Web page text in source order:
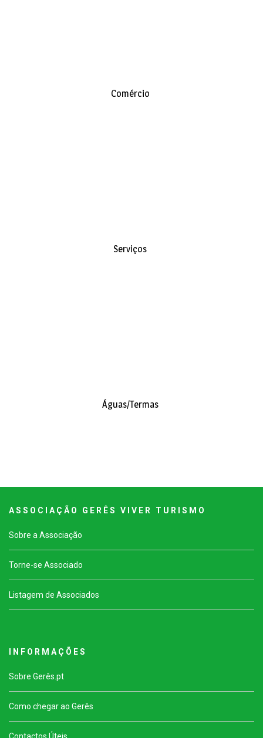
Comércio
Serviços
Águas/Termas
A S S O C I A Ç Ã O G E R Ê S V I V E R T U R I S M O
Sobre a Associação
Torne-se Associado
Listagem de Associados
I N F O R M A Ç Õ E S
Sobre Gerês.pt
Como chegar ao Gerês